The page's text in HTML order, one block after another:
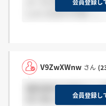
しゃったのですね…。
会員登録し
V9ZwXWnw さん
最終選考の合否すご
何で来たかも教えて
会員登録し